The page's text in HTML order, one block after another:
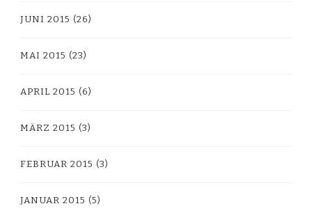
JUNI 2015 (26)
MAI 2015 (23)
APRIL 2015 (6)
MÄRZ 2015 (3)
FEBRUAR 2015 (3)
JANUAR 2015 (5)